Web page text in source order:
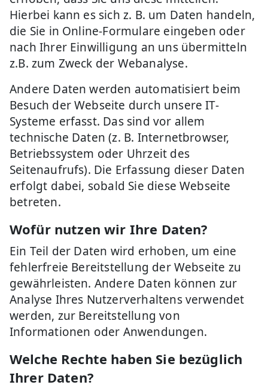
Hierbei kann es sich z. B. um Daten handeln,
die Sie in Online-Formulare eingeben oder
nach Ihrer Einwilligung an uns übermitteln
z.B. zum Zweck der Webanalyse.
Andere Daten werden automatisiert beim
Besuch der Webseite durch unsere IT-
Systeme erfasst. Das sind vor allem
technische Daten (z. B. Internetbrowser,
Betriebssystem oder Uhrzeit des
Seitenaufrufs). Die Erfassung dieser Daten
erfolgt dabei, sobald Sie diese Webseite
betreten.
Wofür nutzen wir Ihre Daten?
Ein Teil der Daten wird erhoben, um eine
fehlerfreie Bereitstellung der Webseite zu
gewährleisten. Andere Daten können zur
Analyse Ihres Nutzerverhaltens verwendet
werden, zur Bereitstellung von
Informationen oder Anwendungen.
Welche Rechte haben Sie bezüglich
Ihrer Daten?